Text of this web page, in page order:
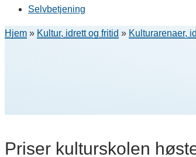
Selvbetjening
Hjem » Kultur, idrett og fritid » Kulturarenaer,
Priser kulturskolen